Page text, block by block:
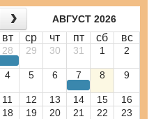
АВГУСТ 2026
вт ср чт пт сб вс
28 29 30 31 1 2
4 5 6 7 8 9
11 12 13 14 15
16
18 19 20 21 22
23